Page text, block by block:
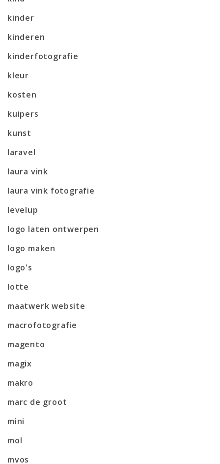
kinder
kinderen
kinderfotografie
kleur
kosten
kuipers
kunst
laravel
laura vink
laura vink fotografie
levelup
logo laten ontwerpen
logo maken
logo's
lotte
maatwerk website
macrofotografie
magento
magix
makro
marc de groot
mini
mol
mvos